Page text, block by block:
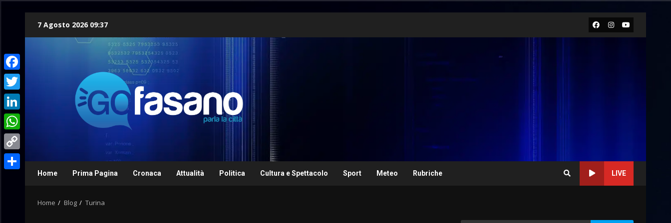
7 Agosto 2026 09:37 Facebook
Instagram
Youtube
Home Prima Pagina Cronaca Attualità Politica Cultura e Spettacolo Sport Meteo Rubriche LIVE
Home Blog Turina
Facebook
Twitter
LinkedIn
WhatsApp
Copy